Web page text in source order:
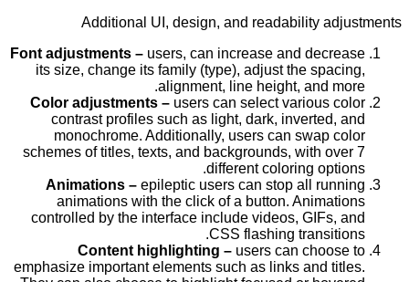
Additional UI, design, and readability adjustments
Font adjustments – users, can increase and decrease
its size, change its family (type), adjust the spacing,
alignment, line height, and more.
Color adjustments – users can select various color
contrast profiles such as light, dark, inverted, and
monochrome. Additionally, users can swap color
schemes of titles, texts, and backgrounds, with over 7
different coloring options.
Animations – epileptic users can stop all running
animations with the click of a button. Animations
controlled by the interface include videos, GIFs, and
CSS flashing transitions.
Content highlighting – users can choose to
emphasize important elements such as links and titles.